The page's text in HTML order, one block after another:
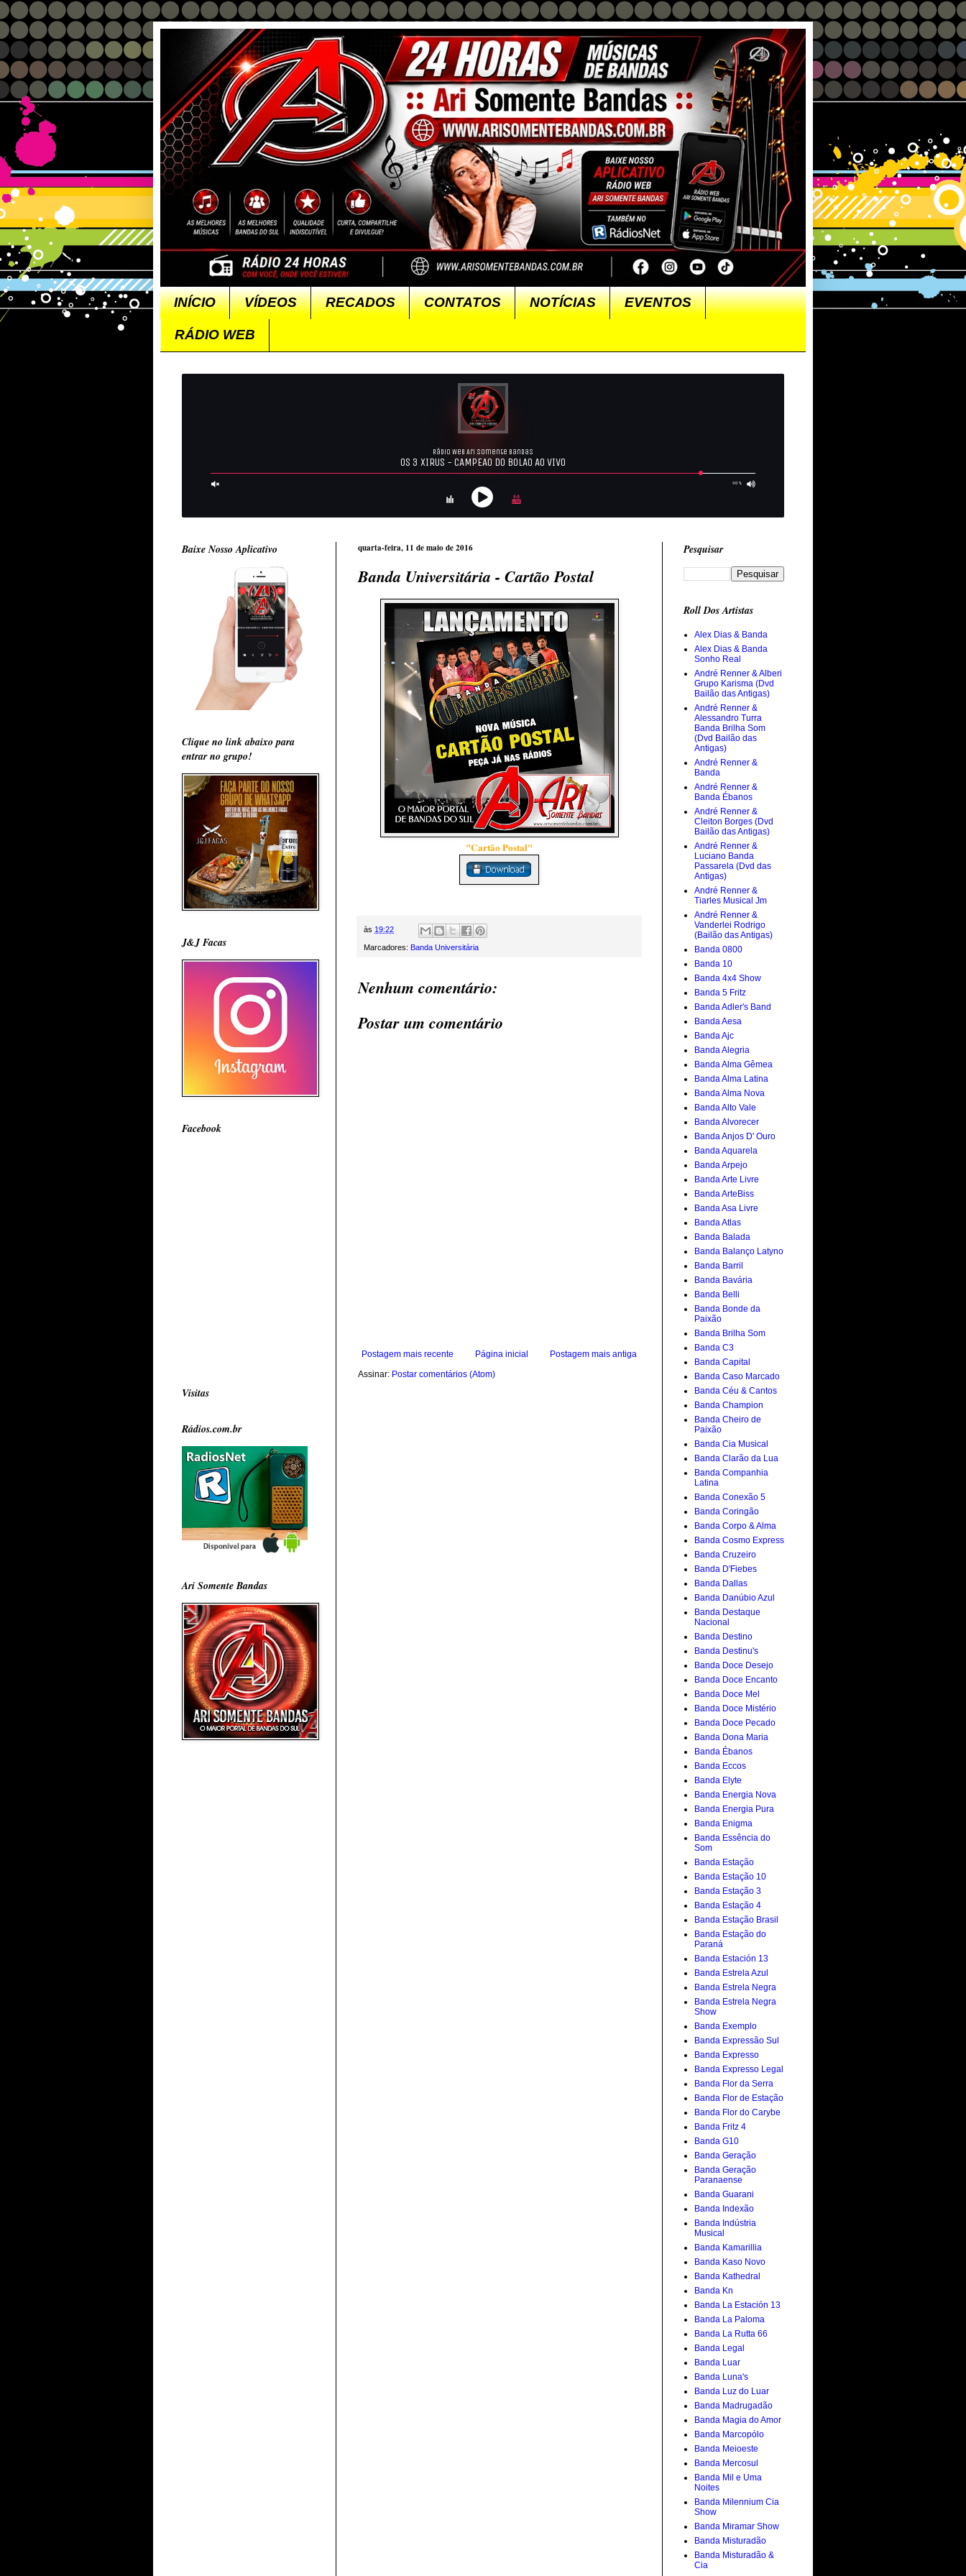
INÍCIO VÍDEOS RECADOS CONTATOS NOTÍCIAS EVENTOS
RÁDIO WEB
quarta-feira, 11 de maio de 2016
Banda Universitária - Cartão Postal
"Cartão Postal"
às 19:22
Marcadores: Banda Universitária
Nenhum comentário:
Postar um comentário
Postagem mais recente Postagem mais antiga
Página inicial
Assinar: Postar comentários (Atom)
Baixe Nosso Aplicativo
Clique no link abaixo para
entrar no grupo!
J&J Facas
Facebook
Visitas
Rádios.com.br
Ari Somente Bandas
Pesquisar
Roll Dos Artistas
Alex Dias & Banda
Alex Dias & Banda
Sonho Real
André Renner & Alberi
Grupo Karisma (Dvd
Bailão das Antigas)
André Renner &
Alessandro Turra
Banda Brilha Som
(Dvd Bailão das
Antigas)
André Renner &
Banda
André Renner &
Banda Ébanos
André Renner &
Cleiton Borges (Dvd
Bailão das Antigas)
André Renner &
Luciano Banda
Passarela (Dvd das
Antigas)
André Renner &
Tiarles Musical Jm
André Renner &
Vanderlei Rodrigo
(Bailão das Antigas)
Banda 0800
Banda 10
Banda 4x4 Show
Banda 5 Fritz
Banda Adler's Band
Banda Aesa
Banda Ajc
Banda Alegria
Banda Alma Gêmea
Banda Alma Latina
Banda Alma Nova
Banda Alto Vale
Banda Alvorecer
Banda Anjos D' Ouro
Banda Aquarela
Banda Arpejo
Banda Arte Livre
Banda ArteBiss
Banda Asa Livre
Banda Atlas
Banda Balada
Banda Balanço Latyno
Banda Barril
Banda Bavária
Banda Belli
Banda Bonde da
Paixão
Banda Brilha Som
Banda C3
Banda Capital
Banda Caso Marcado
Banda Céu & Cantos
Banda Champion
Banda Cheiro de
Paixão
Banda Cia Musical
Banda Clarão da Lua
Banda Companhia
Latina
Banda Conexão 5
Banda Coringão
Banda Corpo & Alma
Banda Cosmo Express
Banda Cruzeiro
Banda D'Fiebes
Banda Dallas
Banda Danúbio Azul
Banda Destaque
Nacional
Banda Destino
Banda Destinu's
Banda Doce Desejo
Banda Doce Encanto
Banda Doce Mel
Banda Doce Mistério
Banda Doce Pecado
Banda Dona Maria
Banda Ébanos
Banda Eccos
Banda Elyte
Banda Energia Nova
Banda Energia Pura
Banda Enigma
Banda Essência do
Som
Banda Estação
Banda Estação 10
Banda Estação 3
Banda Estação 4
Banda Estação Brasil
Banda Estação do
Paraná
Banda Estación 13
Banda Estrela Azul
Banda Estrela Negra
Banda Estrela Negra
Show
Banda Exemplo
Banda Expressão Sul
Banda Expresso
Banda Expresso Legal
Banda Flor da Serra
Banda Flor de Estação
Banda Flor do Carybe
Banda Fritz 4
Banda G10
Banda Geração
Banda Geração
Paranaense
Banda Guarani
Banda Indexão
Banda Indústria
Musical
Banda Kamarillia
Banda Kaso Novo
Banda Kathedral
Banda Kn
Banda La Estación 13
Banda La Paloma
Banda La Rutta 66
Banda Legal
Banda Luar
Banda Luna's
Banda Luz do Luar
Banda Madrugadão
Banda Magia do Amor
Banda Marcopólo
Banda Meioeste
Banda Mercosul
Banda Mil e Uma
Noites
Banda Milennium Cia
Show
Banda Miramar Show
Banda Misturadão
Banda Misturadão &
Cia